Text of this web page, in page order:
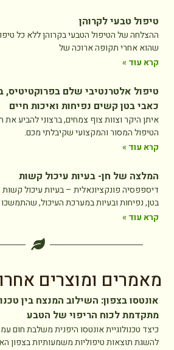
טיפול טבעי לקרוהן
ההצלחה של הטיפול הטבעי בקרוהן ללא כל
שהוא אחרי תקופה ארוכה של
קרא עוד »
טיפול אלטרנטיבי שלם בפרוקטיטיס,
כאבי בטן קשים נפיחות ואיכות חיים
איתן היקר וצוות צוף צמחים, ברצוני להביע
הטיפול המסור והמקצועי שקיבלתי מכם.
קרא עוד »
המלצה של חן- בעיות עיכול קשות
דיספפסיה פונקציונאלית – בעיות עיכול
בטן, נפיחות ובעיות במערכת העיכול, שהתמשכו
קרא עוד »
מאמרים ומוצרים
אונטסו בצפון: השילוב המנצח בין
מתקדמת לכוח הריפוי של הטבע
כיצד טכנולוגיית אונטסו היפנית משלבת חום
להשגת תוצאות טיפוליות משמעותיות בצפון